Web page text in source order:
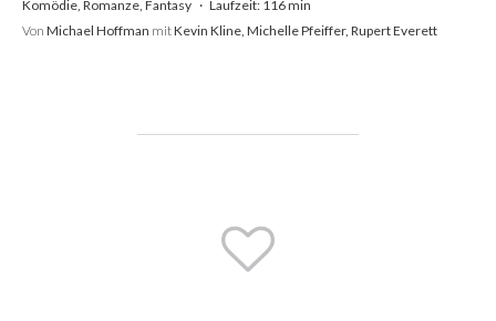
Komödie, Romanze, Fantasy
Laufzeit: 116 min
Von Michael Hoffman mitKevin Kline, Michelle Pfeiffer, Rupert Everett